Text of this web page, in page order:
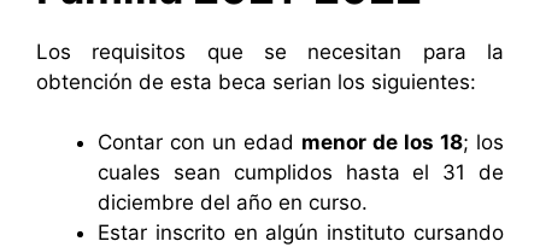
Los requisitos que se necesitan para la
obtención de esta beca serian los siguientes:
Contar con un edad menor de los 18; los
cuales sean cumplidos hasta el 31 de
diciembre del año en curso.
Estar inscrito en algún instituto cursando